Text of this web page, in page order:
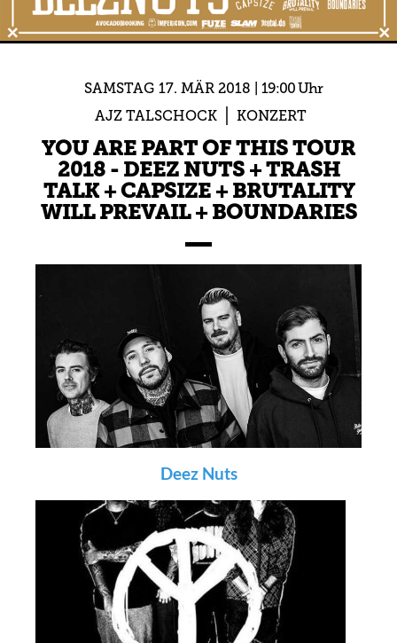
SAMSTAG 17. MÄR 2018
19:00 Uhr
AJZ TALSCHOCK
KONZERT
YOU ARE PART OF THIS TOUR
2018 - DEEZ NUTS + TRASH
TALK + CAPSIZE + BRUTALITY
WILL PREVAIL + BOUNDARIES
Deez Nuts